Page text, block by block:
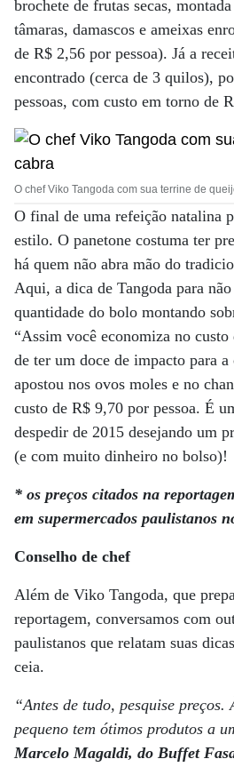
brochete de frutas secas,
tâmaras, damascos e ameixas
de R$ 2,56 por pessoa). Já a
encontrado (cerca de 3 quilos),
pessoas, com custo em torno de
O chef Viko Tangoda com sua terrine de
O final de uma refeição natalina
estilo. O panetone costuma ter
há quem não abra mão do
Aqui, a dica de Tangoda para
quantidade do bolo montando
“Assim você economiza no custo
de ter um doce de impacto para
apostou nos ovos moles e no
custo de R$ 9,70 por pessoa. É
despedir de 2015 desejando um
(e com muito dinheiro no bolso)!
* os preços citados na
em supermercados paulistanos
Conselho de chef
Além de Viko Tangoda, que
reportagem, conversamos com
paulistanos que relatam suas
ceia.
“Antes de tudo, pesquise preços.
pequeno tem ótimos produtos a
Marcelo Magaldi, do Buffet